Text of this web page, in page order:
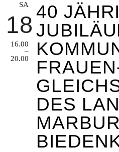
SA
18
16.00
–
20.00
40
DES